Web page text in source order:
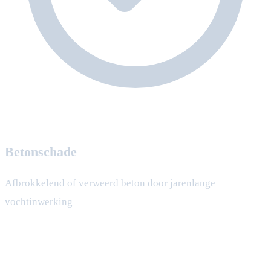
Betonschade
Afbrokkelend of verweerd beton door jarenlange
vochtinwerking